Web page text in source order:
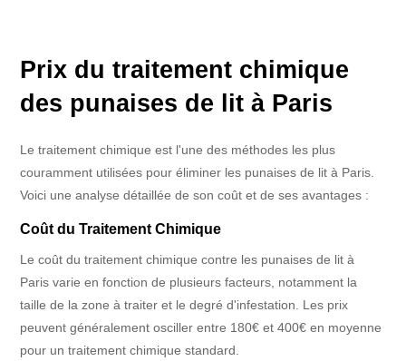
Prix du traitement chimique
des punaises de lit à Paris
Le traitement chimique est l'une des méthodes les plus
couramment utilisées pour éliminer les punaises de lit à Paris.
Voici une analyse détaillée de son coût et de ses avantages :
Coût du Traitement Chimique
Le coût du traitement chimique contre les punaises de lit à
Paris varie en fonction de plusieurs facteurs, notamment la
taille de la zone à traiter et le degré d'infestation. Les prix
peuvent généralement osciller entre 180€ et 400€ en moyenne
pour un traitement chimique standard.